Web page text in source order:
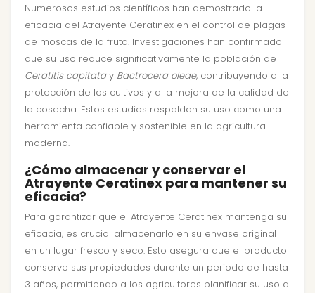
Numerosos estudios científicos han demostrado la
eficacia del Atrayente Ceratinex en el control de plagas
de moscas de la fruta. Investigaciones han confirmado
que su uso reduce significativamente la población de
Ceratitis capitatay Bactrocera oleae, contribuyendo a la
protección de los cultivos y a la mejora de la calidad de
la cosecha. Estos estudios respaldan su uso como una
herramienta confiable y sostenible en la agricultura
moderna.
¿Cómo almacenar y conservar el
Atrayente Ceratinex para mantener su
eficacia?
Para garantizar que el Atrayente Ceratinex mantenga su
eficacia, es crucial almacenarlo en su envase original
en un lugar fresco y seco. Esto asegura que el producto
conserve sus propiedades durante un periodo de hasta
3 años, permitiendo a los agricultores planificar su uso a